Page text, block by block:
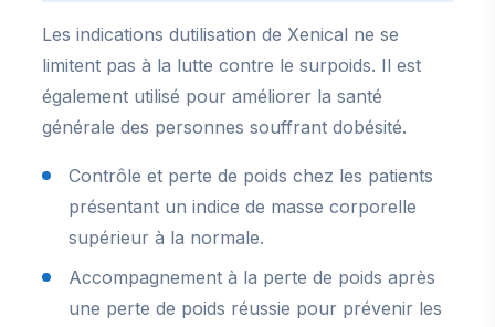
Les indications dutilisation de Xenical ne se
limitent pas à la lutte contre le surpoids. Il est
également utilisé pour améliorer la santé
générale des personnes souffrant dobésité.
Contrôle et perte de poids chez les patients
présentant un indice de masse corporelle
supérieur à la normale.
Accompagnement à la perte de poids après
une perte de poids réussie pour prévenir les